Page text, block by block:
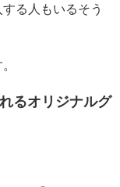
る人もいるそう
るオリジナルグ